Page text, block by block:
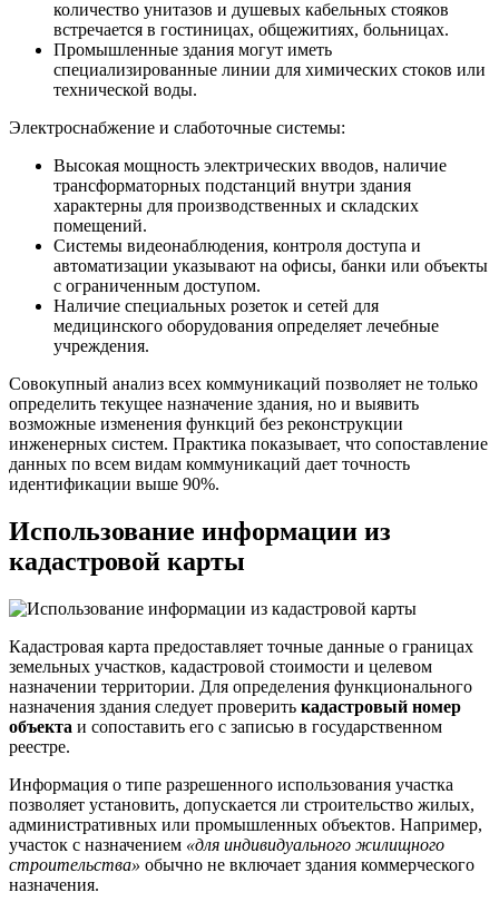
количество унитазов и душевых кабельных стояков
встречается в гостиницах, общежитиях, больницах.
Промышленные здания могут иметь
специализированные линии для химических стоков или
технической воды.
Электроснабжение и слаботочные системы:
Высокая мощность электрических вводов, наличие
трансформаторных подстанций внутри здания
характерны для производственных и складских
помещений.
Системы видеонаблюдения, контроля доступа и
автоматизации указывают на офисы, банки или объекты
с ограниченным доступом.
Наличие специальных розеток и сетей для
медицинского оборудования определяет лечебные
учреждения.
Совокупный анализ всех коммуникаций позволяет не только
определить текущее назначение здания, но и выявить
возможные изменения функций без реконструкции
инженерных систем. Практика показывает, что сопоставление
данных по всем видам коммуникаций дает точность
идентификации выше 90%.
Использование информации из
кадастровой карты
Кадастровая карта предоставляет точные данные о границах
земельных участков, кадастровой стоимости и целевом
назначении территории. Для определения функционального
назначения здания следует проверить кадастровый номер
объекта и сопоставить его с записью в государственном
реестре.
Информация о типе разрешенного использования участка
позволяет установить, допускается ли строительство жилых,
административных или промышленных объектов. Например,
участок с назначением «для индивидуального жилищного
строительства» обычно не включает здания коммерческого
назначения.